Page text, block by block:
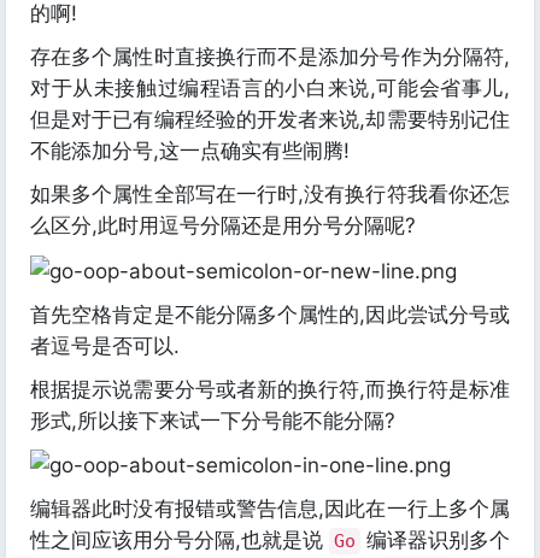
的啊!
存在多个属性时直接换行而不是添加分号作为分隔符,
对于从未接触过编程语言的小白来说,可能会省事儿,
但是对于已有编程经验的开发者来说,却需要特别记住
不能添加分号,这一点确实有些闹腾!
如果多个属性全部写在一行时,没有换行符我看你还怎
么区分,此时用逗号分隔还是用分号分隔呢?
首先空格肯定是不能分隔多个属性的,因此尝试分号或
者逗号是否可以.
根据提示说需要分号或者新的换行符,而换行符是标准
形式,所以接下来试一下分号能不能分隔?
编辑器此时没有报错或警告信息,因此在一行上多个属
性之间应该用分号分隔,也就是说 Go 编译器识别多个